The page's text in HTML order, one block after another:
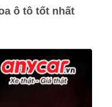
ô tô tốt nhất